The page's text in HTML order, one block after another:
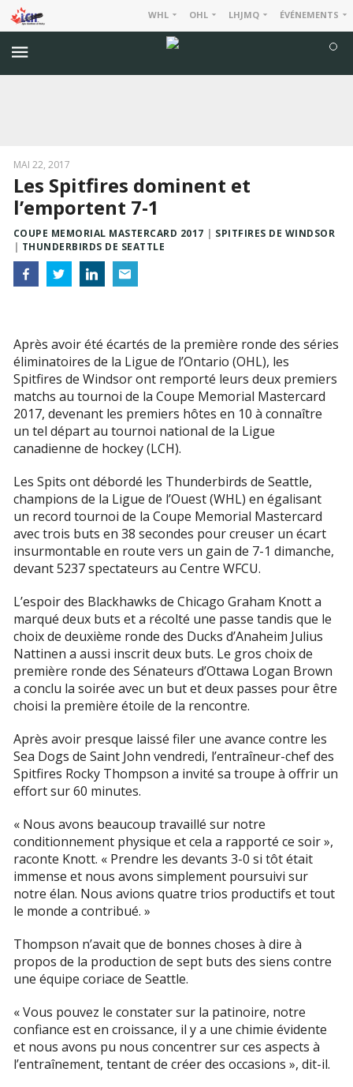
ÉVÉNEMENTS
LHJMQ
OHL
WHL
MAI 22, 2017
Les Spitfires dominent et
l’emportent 7-1
COUPE MEMORIAL MASTERCARD 2017
SPITFIRES DE WINDSOR
THUNDERBIRDS DE SEATTLE
Après avoir été écartés de la première ronde des séries
éliminatoires de la Ligue de l’Ontario (OHL), les
Spitfires de Windsor ont remporté leurs deux premiers
matchs au tournoi de la Coupe Memorial Mastercard
2017, devenant les premiers hôtes en 10 à connaître
un tel départ au tournoi national de la Ligue
canadienne de hockey (LCH).
Les Spits ont débordé les Thunderbirds de Seattle,
champions de la Ligue de l’Ouest (WHL) en égalisant
un record tournoi de la Coupe Memorial Mastercard
avec trois buts en 38 secondes pour creuser un écart
insurmontable en route vers un gain de 7-1 dimanche,
devant 5237 spectateurs au Centre WFCU.
L’espoir des Blackhawks de Chicago Graham Knott a
marqué deux buts et a récolté une passe tandis que le
choix de deuxième ronde des Ducks d’Anaheim Julius
Nattinen a aussi inscrit deux buts. Le gros choix de
première ronde des Sénateurs d’Ottawa Logan Brown
a conclu la soirée avec un but et deux passes pour être
choisi la première étoile de la rencontre.
Après avoir presque laissé filer une avance contre les
Sea Dogs de Saint John vendredi, l’entraîneur-chef des
Spitfires Rocky Thompson a invité sa troupe à offrir un
effort sur 60 minutes.
« Nous avons beaucoup travaillé sur notre
conditionnement physique et cela a rapporté ce soir »,
raconte Knott. « Prendre les devants 3-0 si tôt était
immense et nous avons simplement poursuivi sur
notre élan. Nous avions quatre trios productifs et tout
le monde a contribué. »
Thompson n’avait que de bonnes choses à dire à
propos de la production de sept buts des siens contre
une équipe coriace de Seattle.
« Vous pouvez le constater sur la patinoire, notre
confiance est en croissance, il y a une chimie évidente
et nous avons pu nous concentrer sur ces aspects à
l’entraînement, tentant de créer des occasions », dit-il.